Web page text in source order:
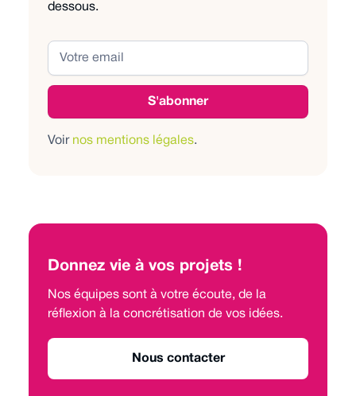
dessous.
Voir nos mentions légales.
Donnez vie à vos projets !
Nos équipes sont à votre écoute, de la
réflexion à la concrétisation de vos idées.
Nous contacter